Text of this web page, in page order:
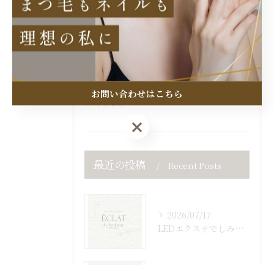
アイブロウ
アンドヘルシー
ネイル
フラットラッシュ
マツエク
最近の投稿 Recent Posts
2026/07/17
LEDエクステでしみない持続力を叶える埼玉県さいたま市浦和区の自然派まつ毛とオイルクレンジングOKの魅力
お問い合わせはこちら
お問い合わせはこちら